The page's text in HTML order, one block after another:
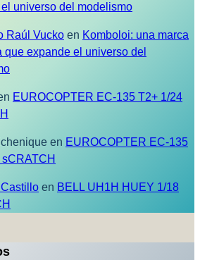
universo del modelismo
Raúl Vucko en Komboloi: una marca
que expande el universo del
EUROCOPTER EC-135 T2+ 1/24
en EUROCOPTER EC-135
en BELL UH1H HUEY 1/18